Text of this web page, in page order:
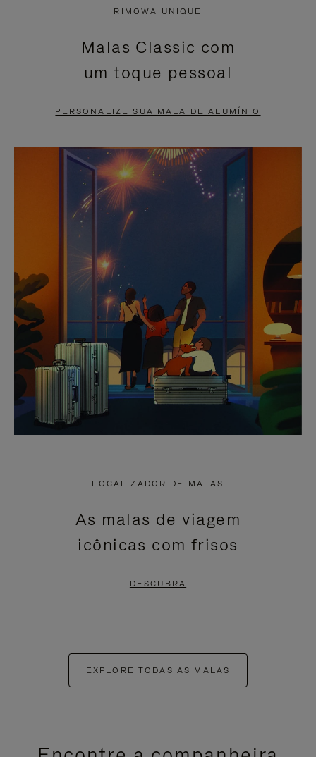
PAUSADO,
PRESSIONE
PARA
LO
SOM.
POR
FAVOR,
PARA
ATIVÁ-
LO
RIMOWA UNIQUE
Malas Classic com
um toque pessoal
PERSONALIZE SUA MALA DE ALUMÍNIO
LOCALIZADOR DE MALAS
As malas de viagem
icônicas com frisos
DESCUBRA
EXPLORE TODAS AS MALAS